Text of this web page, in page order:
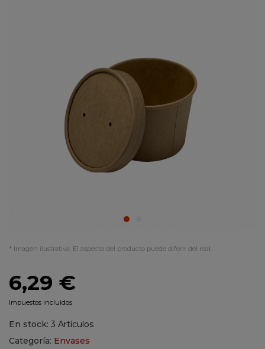
* Imagen ilustrativa. El aspecto del producto puede diferir del real.
6,29 €
Impuestos incluidos
En stock: 3 Artículos
Categoría: Envases